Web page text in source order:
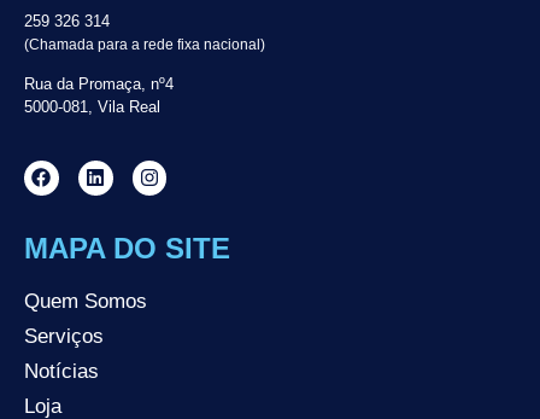
259 326 314
(Chamada para a rede fixa nacional)
Rua da Promaça, nº4
5000-081, Vila Real
MAPA DO SITE
Quem Somos
Serviços
Notícias
Loja